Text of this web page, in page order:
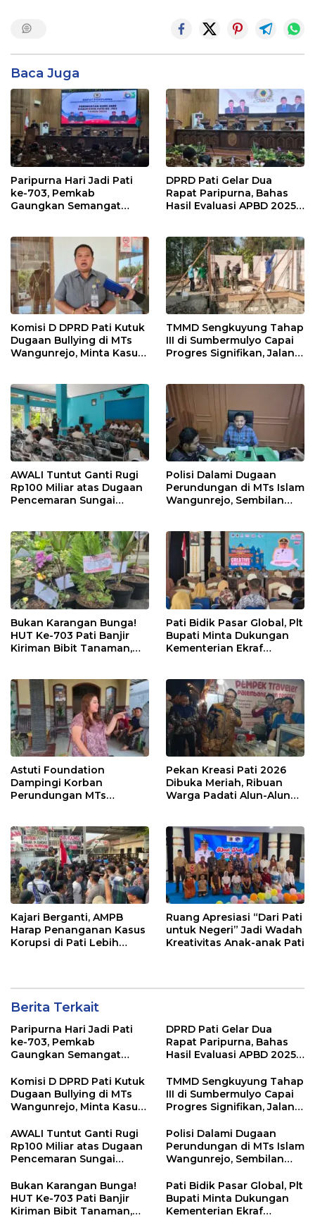
Baca Juga
Paripurna Hari Jadi Pati
ke-703, Pemkab
Gaungkan Semangat
DPRD Pati Gelar Dua
Rapat Paripurna, Bahas
Hasil Evaluasi APBD 2025
Komisi D DPRD Pati Kutuk
Dugaan Bullying di MTs
Wangunrejo, Minta Kasus
TMMD Sengkuyung Tahap
III di Sumbermulyo Capai
Progres Signifikan, Jalan
AWALI Tuntut Ganti Rugi
Rp100 Miliar atas Dugaan
Pencemaran Sungai
Polisi Dalami Dugaan
Perundungan di MTs Islam
Wangunrejo, Sembilan
Bukan Karangan Bunga!
HUT Ke-703 Pati Banjir
Kiriman Bibit Tanaman,
Pati Bidik Pasar Global, Plt
Bupati Minta Dukungan
Kementerian Ekraf
Astuti Foundation
Dampingi Korban
Perundungan MTs
Sekolah Berbasis Agama
Pekan Kreasi Pati 2026
Dibuka Meriah, Ribuan
Warga Padati Alun-Alun
Kajari Berganti, AMPB
Harap Penanganan Kasus
Korupsi di Pati Lebih
Ruang Apresiasi “Dari Pati
untuk Negeri” Jadi Wadah
Kreativitas Anak-anak Pati
Berita Terkait
Paripurna Hari Jadi Pati
ke-703, Pemkab
Gaungkan Semangat
Mbangun Kamajengan”
DPRD Pati Gelar Dua
Rapat Paripurna, Bahas
Hasil Evaluasi APBD 2025
2026
Komisi D DPRD Pati Kutuk
Dugaan Bullying di MTs
Wangunrejo, Minta Kasus
TMMD Sengkuyung Tahap
III di Sumbermulyo Capai
Progres Signifikan, Jalan
Persen
AWALI Tuntut Ganti Rugi
Rp100 Miliar atas Dugaan
Pencemaran Sungai
Lanjuti
Polisi Dalami Dugaan
Perundungan di MTs Islam
Wangunrejo, Sembilan
Bukan Karangan Bunga!
HUT Ke-703 Pati Banjir
Kiriman Bibit Tanaman,
Pati Bidik Pasar Global, Plt
Bupati Minta Dukungan
Kementerian Ekraf